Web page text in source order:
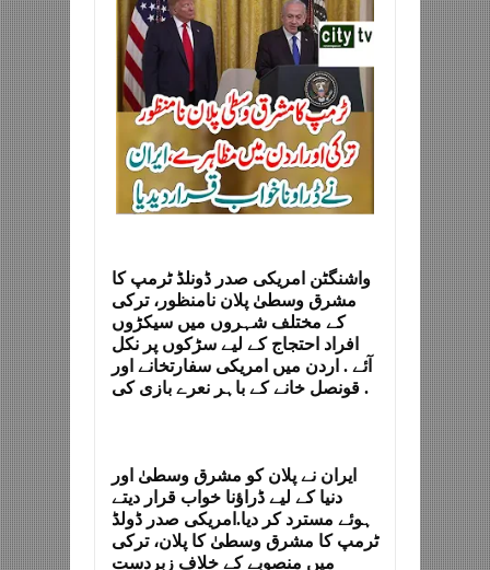
واشنگٹن امریکی صدر ڈونلڈ ٹرمپ کا
مشرق وسطیٰ پلان نامنظور، ترکی
کے مختلف شہروں میں سیکڑوں
افراد احتجاج کے لیے سڑکوں پر نکل
آئے . اردن میں امریکی سفارتخانے اور
قونصل خانے کے باہر نعرے بازی کی .
ایران نے پلان کو مشرق وسطیٰ اور
دنیا کے لیے ڈراؤنا خواب قرار دیتے
ہوئے مسترد کر دیا.امریکی صدر ڈولڈ
ٹرمپ کا مشرق وسطیٰ کا پلان، ترکی
میں منصوبے کے خلاف زبردست